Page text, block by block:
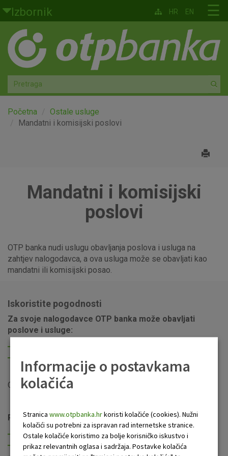
Skoči na glavni sadržaj
Izbornik
Građani
Privatno bankarstvo
Agro
Mala poduzeća i obrtnici
Faktoring
☰
HR EN
Početna
Ostale usluge
Mandatni i komisijski poslovi
Mandatni i komisijski
poslovi
OTP banka nudi uslugu obavljanja poslova i usluga na
zahtjev nalogodavca, a ova usluga može se obavljati kao
mandatni ili komisijski posao.
Iskoristite pogodnosti
Za svoje nalogodavce OTP banka može obavljati
poslove i usluge:
nalogodavca.
Osnovni proizvodi su kratkoročni krediti različitih namjena.
Po nalogu OTP banka može obavljati:
kreditne poslove,
poslove korištenja kredita,
Informacije o postavkama
kolačića
Stranica www.otpbanka.hrkoristi kolačiće (cookies). Nužni
kolačići su potrebni za ispravan rad internetske stranice.
Ostale kolačiće koristimo za bolje korisničko iskustvo i
prikaz relevantnih oglasa i sadržaja. Postavke kolačića